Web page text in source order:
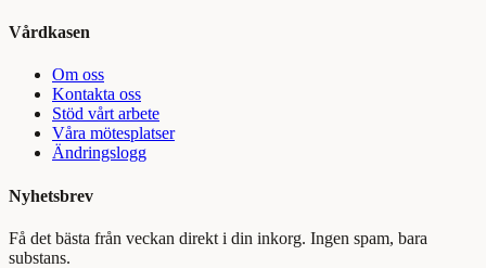
Vårdkasen
Om oss
Kontakta oss
Stöd vårt arbete
Våra mötesplatser
Ändringslogg
Nyhetsbrev
Få det bästa från veckan direkt i din inkorg. Ingen spam, bara
substans.